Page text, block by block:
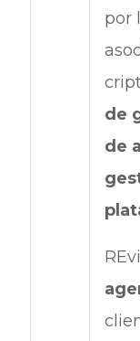
por
de
de